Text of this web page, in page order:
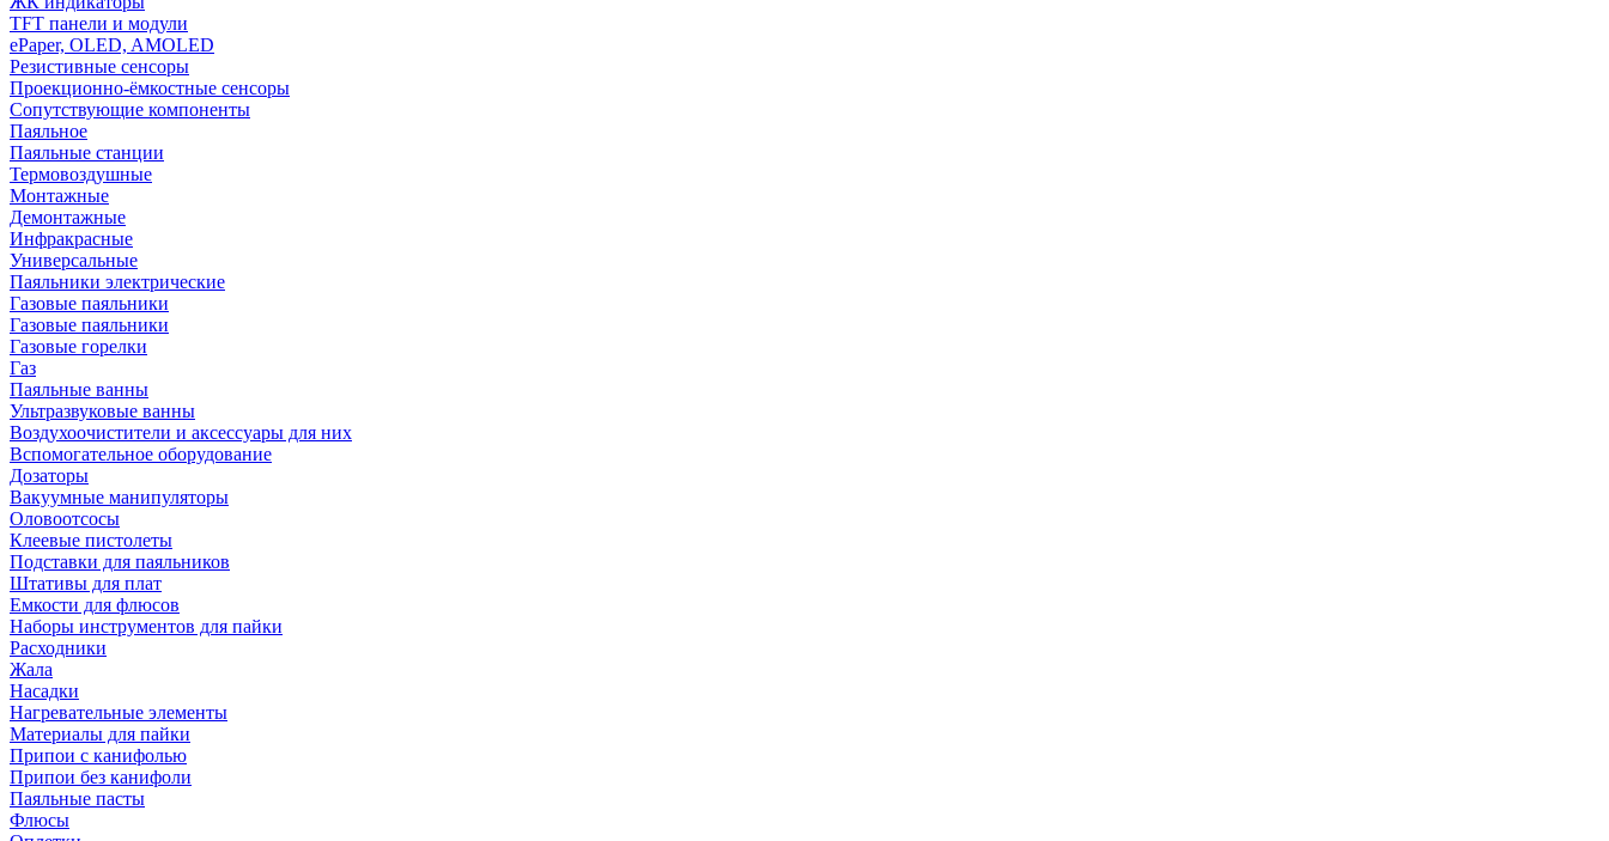
TFT панели и модули
ePaper, OLED, AMOLED
Резистивные сенсоры
Проекционно-ёмкостные сенсоры
Сопутствующие компоненты
Паяльное
Паяльные станции
Термовоздушные
Монтажные
Демонтажные
Инфракрасные
Универсальные
Паяльники электрические
Газовые паяльники
Газовые паяльники
Газовые горелки
Газ
Паяльные ванны
Ультразвуковые ванны
Воздухоочистители и аксессуары для них
Вспомогательное оборудование
Дозаторы
Вакуумные манипуляторы
Оловоотсосы
Клеевые пистолеты
Подставки для паяльников
Штативы для плат
Емкости для флюсов
Наборы инструментов для пайки
Расходники
Жала
Насадки
Нагревательные элементы
Материалы для пайки
Припои с канифолью
Припои без канифоли
Паяльные пасты
Флюсы